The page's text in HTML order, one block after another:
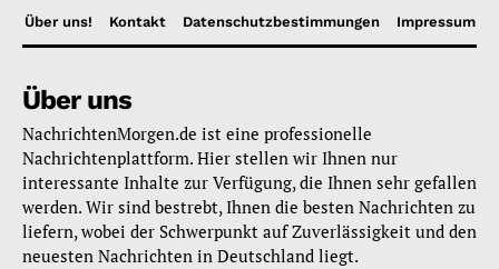
Über uns! Kontakt Datenschutzbestimmungen Impressum
Über uns
NachrichtenMorgen.de ist eine professionelle
Nachrichtenplattform. Hier stellen wir Ihnen nur
interessante Inhalte zur Verfügung, die Ihnen sehr gefallen
werden. Wir sind bestrebt, Ihnen die besten Nachrichten zu
liefern, wobei der Schwerpunkt auf Zuverlässigkeit und den
neuesten Nachrichten in Deutschland liegt.